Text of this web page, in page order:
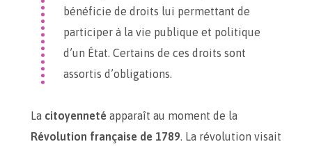
bénéficie de droits lui permettant de
participer à la vie publique et politique
d’un État. Certains de ces droits sont
assortis d’obligations.
La citoyenneté apparaît au moment de la
Révolution française de 1789. La révolution visait